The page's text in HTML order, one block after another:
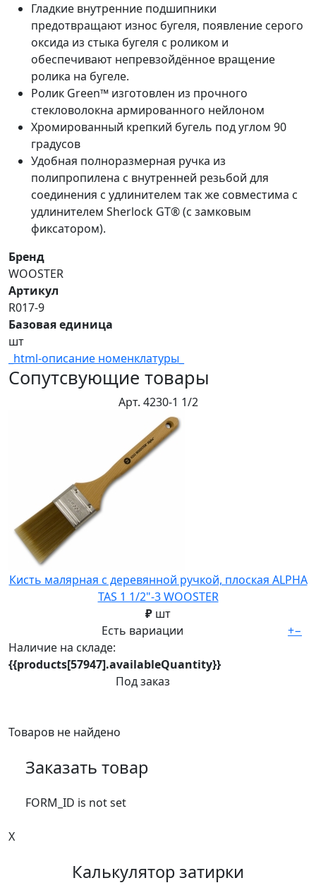
Гладкие внутренние подшипники
предотвращают износ бугеля, появление серого
оксида из стыка бугеля с роликом и
обеспечивают непревзойдённое вращение
ролика на бугеле.
Ролик Green™ изготовлен из прочного
стекловолокна армированного нейлоном
Хромированный крепкий бугель под углом 90
градусов
Удобная полноразмерная ручка из
полипропилена с внутренней резьбой для
соединения с удлинителем так же совместима с
удлинителем Sherlock GT® (с замковым
фиксатором).
Бренд
WOOSTER
Артикул
R017-9
Базовая единица
шт
_html-описание номенклатуры_
Сопутсвующие товары
Арт. 4230-1 1/2
Кисть малярная с деревянной ручкой, плоская ALPHA
TAS 1 1/2"-3 WOOSTER
₽ шт
Есть вариации
Наличие на складе:
{{products[57947].availableQuantity}}
Под заказ
+−
Товаров не найдено
Заказать товар
FORM_ID is not set
X
Калькулятор затирки